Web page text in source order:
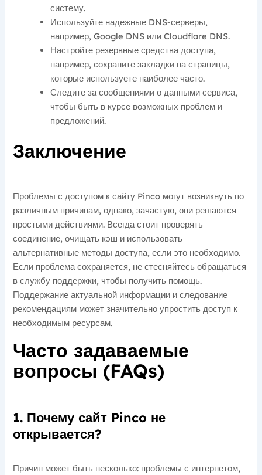
систему.
Используйте надежные DNS-серверы,
например, Google DNS или Cloudflare DNS.
Настройте резервные средства доступа,
например, сохраните закладки на страницы,
которые используете наиболее часто.
Следите за сообщениями о данными сервиса,
чтобы быть в курсе возможных проблем и
предложений.
Заключение
Проблемы с доступом к сайту Pinco могут возникнуть по
различным причинам, однако, зачастую, они решаются
простыми действиями. Всегда стоит проверять
соединение, очищать кэш и использовать
альтернативные методы доступа, если это необходимо.
Если проблема сохраняется, не стесняйтесь обращаться
в службу поддержки, чтобы получить помощь.
Поддержание актуальной информации и следование
рекомендациям может значительно упростить доступ к
необходимым ресурсам.
Часто задаваемые
вопросы (FAQs)
1. Почему сайт Pinco не
открывается?
Причин может быть несколько: проблемы с интернетом,